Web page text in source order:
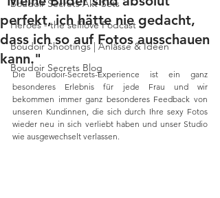
Boudoir Secrets Akt-Sets
Heroes - the selflove Podcast
Boudoir Shootings | Anlässe & Ideen
Boudoir Secrets Blog
perfekt, ich hätte nie gedacht,
dass ich so auf Fotos ausschauen
kann."
Die Boudoir-Secrets-Experience ist ein ganz
besonderes Erlebnis für jede Frau und wir
bekommen immer ganz besonderes Feedback von
unseren Kundinnen, die sich durch Ihre sexy Fotos
wieder neu in sich verliebt haben und unser Studio
wie ausgewechselt verlassen.